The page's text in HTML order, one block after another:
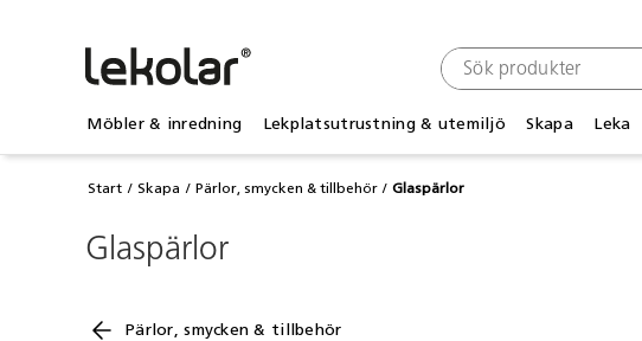
Möbler & inredning Lekplatsutrustning & utemiljö Skapa Leka
Start Skapa Pärlor, smycken & tillbehör Glaspärlor
Glaspärlor
Pärlor, smycken & tillbehör